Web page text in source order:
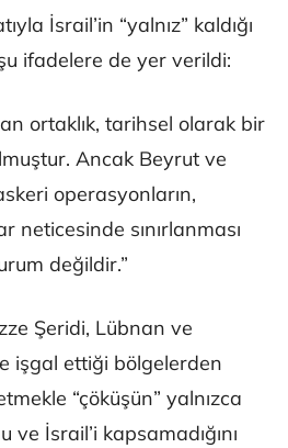
İsrail’in “yalnız” kaldığı
ifadelere de yer verildi:
ortaklık, tarihsel olarak bir
Ancak Beyrut ve
operasyonların,
neticesinde sınırlanması
değildir.”
Şeridi, Lübnan ve
işgal ettiği bölgelerden
“çöküşün” yalnızca
ve İsrail’i kapsamadığını